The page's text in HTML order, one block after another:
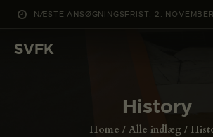
NÆSTE ANSØGNINGSFRIST: 2.
SVFK
History
Home Alle indlæg
DET SKER